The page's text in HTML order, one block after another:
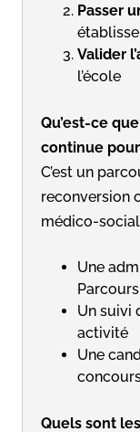
Passer
Valider
l’école
Qu’est-ce
continue
C’est un
reconversion
médico-
Une
Un suivi
activité
Une
Quels sont